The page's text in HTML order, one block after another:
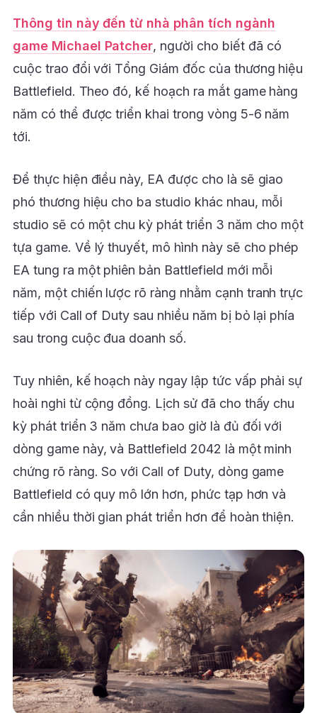
Thông tin này đến từ nhà phân tích ngành
game Michael Patcher, người cho biết đã có
cuộc trao đổi với Tổng Giám đốc của thương hiệu
Battlefield. Theo đó, kế hoạch ra mắt game hàng
năm có thể được triển khai trong vòng 5-6 năm
tới.
Để thực hiện điều này, EA được cho là sẽ giao
phó thương hiệu cho ba studio khác nhau, mỗi
studio sẽ có một chu kỳ phát triển 3 năm cho một
tựa game. Về lý thuyết, mô hình này sẽ cho phép
EA tung ra một phiên bản Battlefield mới mỗi
năm, một chiến lược rõ ràng nhằm cạnh tranh trực
tiếp với Call of Duty sau nhiều năm bị bỏ lại phía
sau trong cuộc đua doanh số.
Tuy nhiên, kế hoạch này ngay lập tức vấp phải sự
hoài nghi từ cộng đồng. Lịch sử đã cho thấy chu
kỳ phát triển 3 năm chưa bao giờ là đủ đối với
dòng game này, và Battlefield 2042 là một minh
chứng rõ ràng. So với Call of Duty, dòng game
Battlefield có quy mô lớn hơn, phức tạp hơn và
cần nhiều thời gian phát triển hơn để hoàn thiện.